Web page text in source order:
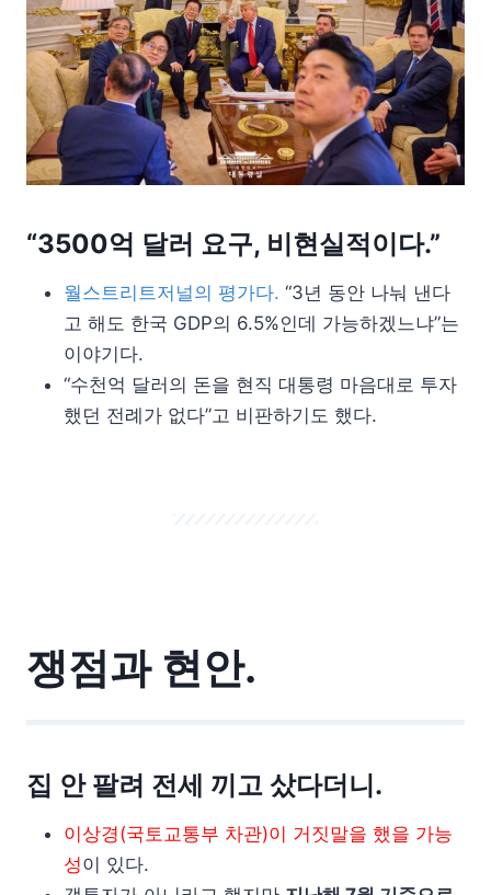
“3500억 달러 요구, 비현실적이다.”
월스트리트저널의 평가다. “3년 동안 나눠 낸다
고 해도 한국 GDP의 6.5%인데 가능하겠느냐”는
이야기다.
“수천억 달러의 돈을 현직 대통령 마음대로 투자
했던 전례가 없다”고 비판하기도 했다.
쟁점과 현안.
집 안 팔려 전세 끼고 샀다더니.
이상경(국토교통부 차관)이 거짓말을 했을 가능
성이 있다.